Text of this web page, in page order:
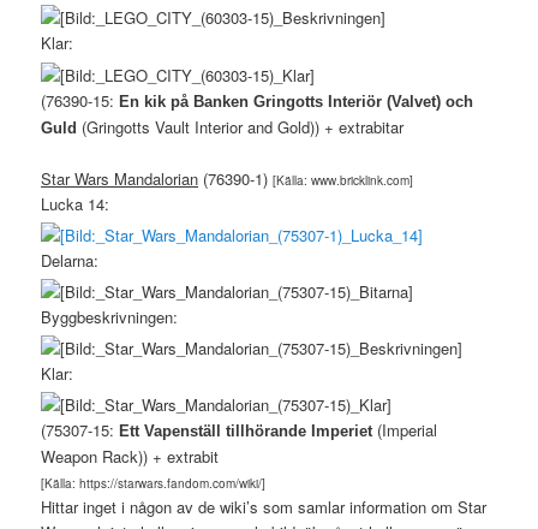
Klar:
(76390-15:En kik på Banken Gringotts Interiör (Valvet) och
Guld (Gringotts Vault Interior and Gold)) + extrabitar
Star Wars Mandalorian (76390-1)[Källa: www.bricklink.com]
Lucka 14:
Delarna:
Byggbeskrivningen:
Klar:
(75307-15:Ett Vapenställ tillhörande Imperiet(Imperial
Weapon Rack)) + extrabit
[Källa: https://starwars.fandom.com/wiki/]
Hittar inget i någon av de wiki’s som samlar information om Star